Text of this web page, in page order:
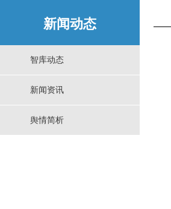
新闻动态
智库动态
新闻资讯
舆情简析